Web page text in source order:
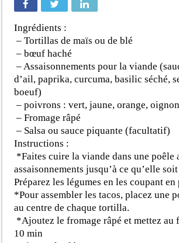
Ingrédients :
– Tortillas de maïs ou de blé
– bœuf haché
– Assaisonnements pour la viande
d’ail, paprika, curcuma, basilic séché,
boeuf)
– poivrons : vert, jaune, orange, oignon
– Fromage râpé
– Salsa ou sauce piquante (facultatif)
Instructions :
*Faites cuire la viande dans une poêle
assaisonnements jusqu’à ce qu’elle
Préparez les légumes en les coupant
*Pour assembler les tacos, placez une
au centre de chaque tortilla.
*Ajoutez le fromage râpé et mettez au
10 min